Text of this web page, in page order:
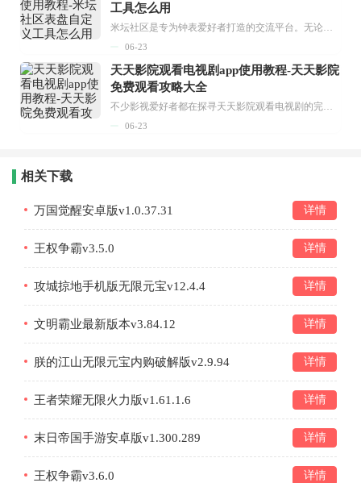
工具怎么用
米坛社区是专为钟表爱好者打造的交流平台。无论你是初涉钟表领域的普通爱好者，还是拥有多年收藏经验的资深玩家，都能在此找到属于自己的天地。 无需注册，就能轻松参与其中。通过专业的讨论论坛与丰富的交互功能，你可与世界各地的钟表爱好者畅快交流。若你钟情于钟表，米坛社区无疑是值得一试的理想之选。在这里，你能获取最新的手表资讯，交流见解，提升鉴赏品味，让每一块手表都成为收藏故事中重要的一部分。感兴趣的朋友，不要错过下载机会。...
06-23
天天影院观看电视剧app使用教程-天天影院
免费观看攻略大全
不少影视爱好者都在探寻天天影院观看电视剧的完整方法，结合最新平台使用规则，本篇新手入门攻略全面讲解观看渠道、检索流程、播放设置以及画面模式调整等实用内容。全文适配手机、电脑等主流设备，步骤简洁易懂，无论是初次使用的新手，还是想要优化观影体验的用户，都能参照内容快速上手，熟练掌握平台各项操作技巧，轻松畅享影视内容。...
06-23
相关下载
万国觉醒安卓版v1.0.37.31 详情
王权争霸v3.5.0 详情
攻城掠地手机版无限元宝v12.4.4 详情
文明霸业最新版本v3.84.12 详情
朕的江山无限元宝内购破解版v2.9.94 详情
王者荣耀无限火力版v1.61.1.6 详情
末日帝国手游安卓版v1.300.289 详情
王权争霸v3.6.0 详情